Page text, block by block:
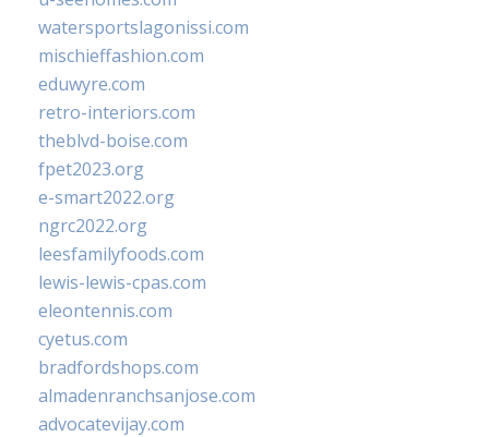
watersportslagonissi.com
mischieffashion.com
eduwyre.com
retro-interiors.com
theblvd-boise.com
fpet2023.org
e-smart2022.org
ngrc2022.org
leesfamilyfoods.com
lewis-lewis-cpas.com
eleontennis.com
cyetus.com
bradfordshops.com
almadenranchsanjose.com
advocatevijay.com